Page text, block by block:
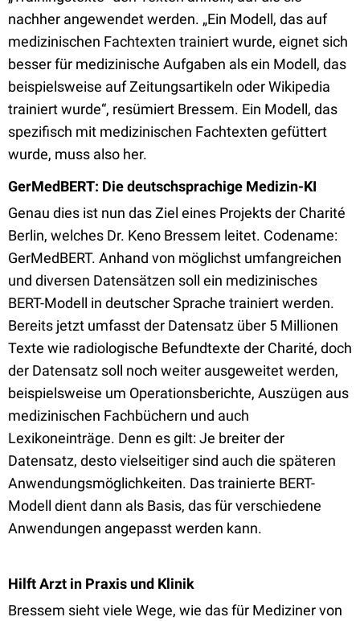
nachher angewendet werden. „Ein Modell, das auf
medizinischen Fachtexten trainiert wurde, eignet sich
besser für medizinische Aufgaben als ein Modell, das
beispielsweise auf Zeitungsartikeln oder Wikipedia
trainiert wurde“, resümiert Bressem. Ein Modell, das
spezifisch mit medizinischen Fachtexten gefüttert
wurde, muss also her.
GerMedBERT: Die deutschsprachige Medizin-KI
Genau dies ist nun das Ziel eines Projekts der Charité
Berlin, welches Dr. Keno Bressem leitet. Codename:
GerMedBERT. Anhand von möglichst umfangreichen
und diversen Datensätzen soll ein medizinisches
BERT-Modell in deutscher Sprache trainiert werden.
Bereits jetzt umfasst der Datensatz über 5 Millionen
Texte wie radiologische Befundtexte der Charité, doch
der Datensatz soll noch weiter ausgeweitet werden,
beispielsweise um Operationsberichte, Auszügen aus
medizinischen Fachbüchern und auch
Lexikoneinträge. Denn es gilt: Je breiter der
Datensatz, desto vielseitiger sind auch die späteren
Anwendungsmöglichkeiten. Das trainierte BERT-
Modell dient dann als Basis, das für verschiedene
Anwendungen angepasst werden kann.
Hilft Arzt in Praxis und Klinik
Bressem sieht viele Wege, wie das für Mediziner von